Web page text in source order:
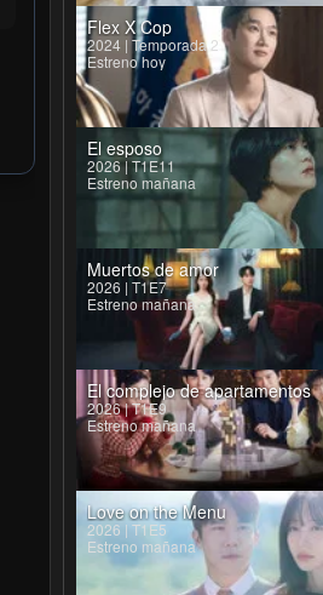
Flex X Cop
2024 | Temporada 2
Estreno hoy
El esposo
2026 | T1E11
Estreno mañana
Muertos de amor
2026 | T1E7
Estreno mañana
El complejo de apartamentos
2026 | T1E9
Estreno mañana
Love on the Menu
2026 | T1E5
Estreno mañana